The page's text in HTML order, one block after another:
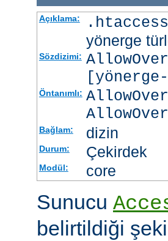
Açıklama: .htaccess
yönerge
Sözdizimi:
[
Öntanımlı:
Bağlam: dizin
Durum: Çekirdek
Modül: core
Sunucu
belirtildiği